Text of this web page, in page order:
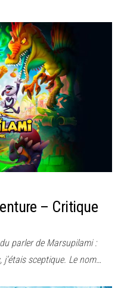
– Critique
parler de Marsupilami :
sceptique. Le nom…